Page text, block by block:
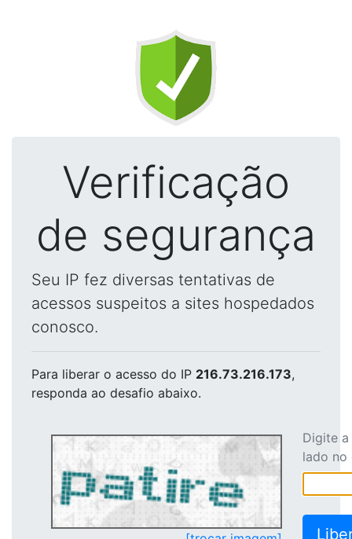
Verificação
de segurança
Seu IP fez diversas tentativas de
acessos suspeitos a sites hospedados
conosco.
Para liberar o acesso do IP 216.73.216.173,
responda ao desafio abaixo.
Digite
lado no